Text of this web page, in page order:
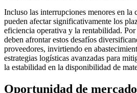
Incluso las interrupciones menores en la
pueden afectar significativamente los
eficiencia operativa y la rentabilidad.
deben afrontar estos desafíos
proveedores, invirtiendo en
estrategias logísticas avanzadas para
la estabilidad en la disponibilidad de
Oportunidad de mercado